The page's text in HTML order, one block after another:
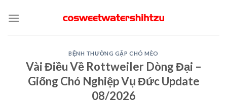
BỆNH THƯỜNG GẶP CHÓ MÈO
Vài Điều Về Rottweiler Dòng Đại –
Giống Chó Nghiệp Vụ Đức Update
08/2026